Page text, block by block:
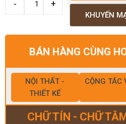
KHUYẾN
BÁN HÀNG CÙNG
NỘI THẤT -
THIẾT KẾ
CỘNG TÁC
CHỮ TÍN - CHỮ